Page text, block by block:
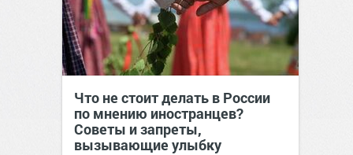
Что не стоит делать в России
по мнению иностранцев?
Советы и запреты,
вызывающие улыбку